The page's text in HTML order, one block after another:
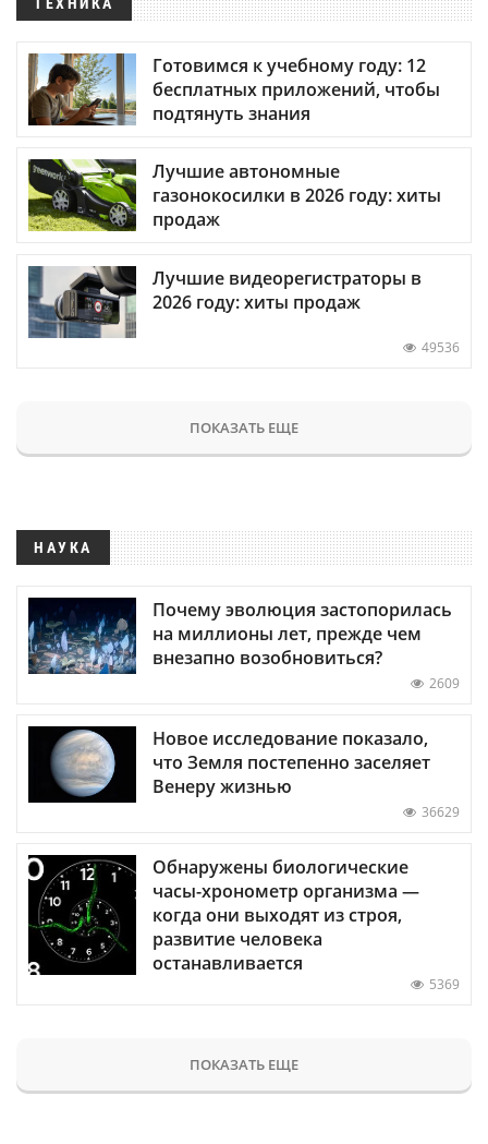
Готовимся к учебному году: 12
бесплатных приложений, чтобы
подтянуть знания
Лучшие автономные
газонокосилки в 2026 году: хиты
продаж
Лучшие видеорегистраторы в
2026 году: хиты продаж
49536
ПОКАЗАТЬ ЕЩЕ
НАУКА
Почему эволюция застопорилась
на миллионы лет, прежде чем
внезапно возобновиться?
2609
Новое исследование показало,
что Земля постепенно заселяет
Венеру жизнью
36629
Обнаружены биологические
часы-хронометр организма —
когда они выходят из строя,
развитие человека
останавливается
5369
ПОКАЗАТЬ ЕЩЕ